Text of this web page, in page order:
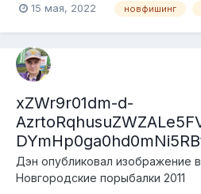
15 мая, 2022 новфишинг
xZWr9r01dm-d-
Дэн опубликовал изображение
Новгородские порыбалки 2011